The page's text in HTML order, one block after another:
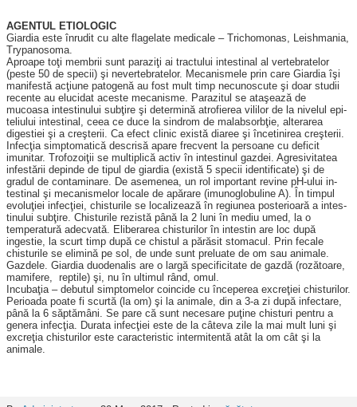
AGENTUL ETIOLOGIC
Giardia este înrudit cu alte flagelate medicale – Trichomo­nas, Leishmania,
Trypanosoma.
Aproape toţi membrii sunt paraziţi ai tractului intestinal al vertebratelor
(peste 50 de specii) şi nevertebra­telor.­ Me­canismele prin care Giardia îşi
manifestă acţiune patogenă au fost mult timp necunoscute şi doar studii
recente au elucidat aceste mecanisme. Parazitul se ataşează de
mucoasa intes­ti­nului subţire şi determină atro­fierea vililor de la nivelul epi­
teliului intestinal, ceea ce duce la sindrom de malabsorbţie, alterarea
digestiei şi a creş­terii. Ca efect clinic există diaree şi încetinirea creş­terii.
Infecţia simptomatică des­­crisă apare frecvent la per­soane cu deficit
imunitar. Tro­fozoiţii se mul­tiplică activ în intestinul gaz­dei. Agresivitatea
infestării depinde de tipul de giardia (există 5 specii iden­ti­ficate) şi de
gradul de con­taminare. De asemenea, un rol important revine pH-ului in­
tes­tinal şi mecanismelor locale de apă­rare (imunoglobuline A). În timpul
evoluţiei infecţiei, chis­turile se localizează în regiunea posterioară a intes­
tinului sub­ţire. Chisturile re­zistă până la 2 luni în mediu umed, la o
temperatură adec­vată. Elibe­rarea chisturilor în intestin are loc după
ingestie, la scurt timp după ce chistul a părăsit sto­macul. Prin fecale
chisturile se elimină pe sol, de unde sunt preluate de om sau animale.
Gazdele. Giardia duodena­lis are o largă specificitate de gazdă (rozătoare,
mamifere, rep­­­tile) şi, nu în ultimul rând, omul.
Incubaţia – debutul simpto­melor coincide cu începerea excreţiei chisturilor.
Perioada poate fi scurtă (la om) şi la animale, din a 3-a zi după in­fectare,
până la 6 săptămâni. Se pare că sunt necesare puţine chisturi pentru a
genera in­fec­ţia. Du­rata infecţiei este de la câteva zile la mai mult luni şi
excreţia chisturilor este carac­teristic in­termitentă atât la om cât şi la
animale.